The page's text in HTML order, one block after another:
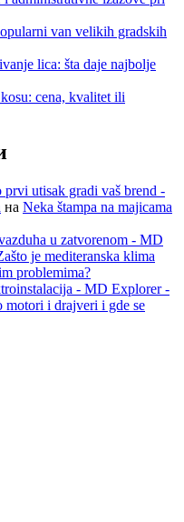
van velikih gradskih
lica: šta daje najbolje
cena, kvalitet ili
utisak gradi vaš brend -
на Neka štampa na majicama
u zatvorenom - MD
je mediteranska klima
problemima?
- MD Explorer -
motori i drajveri i gde se